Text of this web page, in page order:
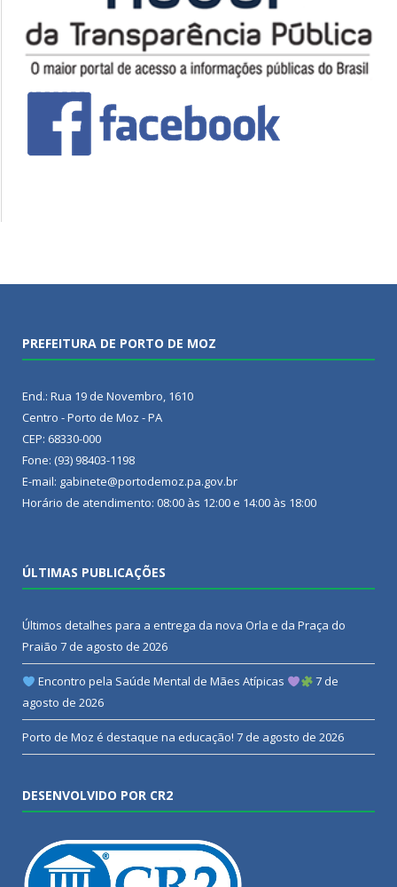
PREFEITURA DE PORTO DE MOZ
End.: Rua 19 de Novembro, 1610
Centro - Porto de Moz - PA
CEP: 68330-000
Fone: (93) 98403-1198
E-mail: gabinete@portodemoz.pa.gov.br
Horário de atendimento: 08:00 às 12:00 e 14:00 às 18:00
ÚLTIMAS PUBLICAÇÕES
Últimos detalhes para a entrega da nova Orla e da Praça do
Praião 7 de agosto de 2026
Encontro pela Saúde Mental de Mães Atípicas
7 de
agosto de 2026
Porto de Moz é destaque na educação! 7 de agosto de 2026
DESENVOLVIDO POR CR2